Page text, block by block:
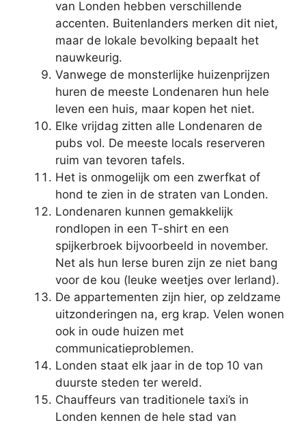
van Londen hebben verschillende
accenten. Buitenlanders merken dit niet,
maar de lokale bevolking bepaalt het
nauwkeurig.
Vanwege de monsterlijke huizenprijzen
huren de meeste Londenaren hun hele
leven een huis, maar kopen het niet.
Elke vrijdag zitten alle Londenaren de
pubs vol. De meeste locals reserveren
ruim van tevoren tafels.
Het is onmogelijk om een ​​zwerfkat of
hond te zien in de straten van Londen.
Londenaren kunnen gemakkelijk
rondlopen in een T-shirt en een
spijkerbroek bijvoorbeeld in november.
Net als hun Ierse buren zijn ze niet bang
voor de kou (leuke weetjes over Ierland).
De appartementen zijn hier, op zeldzame
uitzonderingen na, erg krap. Velen wonen
ook in oude huizen met
communicatieproblemen.
Londen staat elk jaar in de top 10 van
duurste steden ter wereld.
Chauffeurs van traditionele taxi’s in
Londen kennen de hele stad van